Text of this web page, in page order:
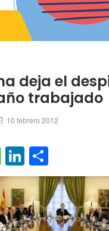
deja el
trabajado
Posted
10 febrero 2012
WhatsApp
LinkedIn